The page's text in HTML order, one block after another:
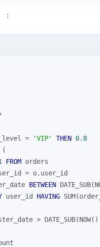
= 'VIP' THEN 0.8
(
FROM orders
= o.user_id
BETWEEN
user_id HAVING SUM
>